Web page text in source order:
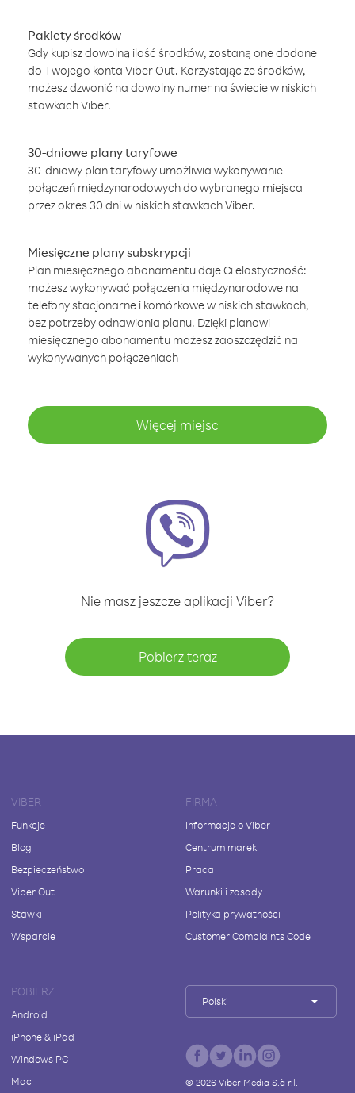
Pakiety środków
Gdy kupisz dowolną ilość środków, zostaną one dodane
do Twojego konta Viber Out. Korzystając ze środków,
możesz dzwonić na dowolny numer na świecie w niskich
stawkach Viber.
30-dniowe plany taryfowe
30-dniowy plan taryfowy umożliwia wykonywanie
połączeń międzynarodowych do wybranego miejsca
przez okres 30 dni w niskich stawkach Viber.
Miesięczne plany subskrypcji
Plan miesięcznego abonamentu daje Ci elastyczność:
możesz wykonywać połączenia międzynarodowe na
telefony stacjonarne i komórkowe w niskich stawkach,
bez potrzeby odnawiania planu. Dzięki planowi
miesięcznego abonamentu możesz zaoszczędzić na
wykonywanych połączeniach
Więcej miejsc
Nie masz jeszcze aplikacji Viber?
Pobierz teraz
VIBER
Funkcje
Blog
Bezpieczeństwo
Viber Out
Stawki
Wsparcie
FIRMA
Informacje o Viber
Centrum marek
Praca
Warunki i zasady
Polityka prywatności
Customer Complaints Code
POBIERZ
Android
iPhone & iPad
Windows PC
Mac
Polski
© 2026Viber Media S.à r.l.